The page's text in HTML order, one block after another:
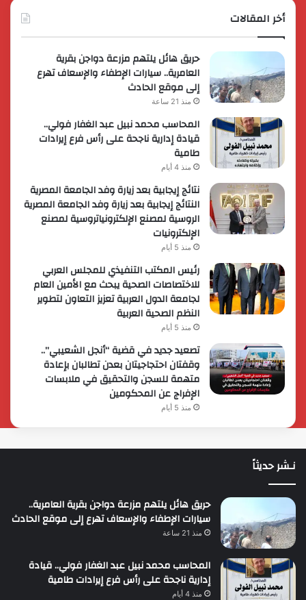
أخر المقالات
حريق هائل يلتهم مزرعة دواجن بقرية
العامرية.. سيارات الإطفاء والإسعاف تهرع
إلى موقع الحادث
منذ 21 ساعة
المحاسب محمد نبيل عبد الغفار فولي..
قيادة إدارية ناجحة على رأس فرع إيرادات
طامية
منذ 4 أيام
نتائج إيجابية بعد زيارة وفد الجامعة المصرية
النتائج إيجابية بعد زيارة وفد الجامعة المصرية
الروسية لمصنع الإلكترونياتروسية لمصنع
الإلكترونيات
منذ 5 أيام
رئيس المكتب التنفيذي للمجلس العربي
للاختصاصات الصحية يبحث مع الأمين العام
لجامعة الدول العربية تعزيز التعاون لتطوير
النظم الصحية العربية
منذ 5 أيام
تصعيد جديد في قضية “أنجل الشعيبي”..
وقفتان احتجاجيتان بعدن تطالبان بإعادة
متهمة للسجن والتحقيق في ملابسات
الإفراج عن المحكومين
منذ 5 أيام
نـشر حديثاً
حريق هائل يلتهم مزرعة دواجن بقرية العامرية..
سيارات الإطفاء والإسعاف تهرع إلى موقع الحادث
منذ 21 ساعة
المحاسب محمد نبيل عبد الغفار فولي.. قيادة
إدارية ناجحة على رأس فرع إيرادات طامية
منذ 4 أيام